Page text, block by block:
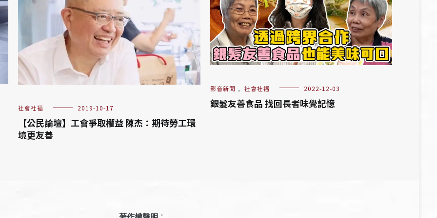
社會社福 2019-10-17
【公民論壇】工會爭取權益 陳杰：期待勞工環
境更友善
影音新聞 , 社會社福 2022-12-03
銀髮友善食品 找回長者味覺記憶